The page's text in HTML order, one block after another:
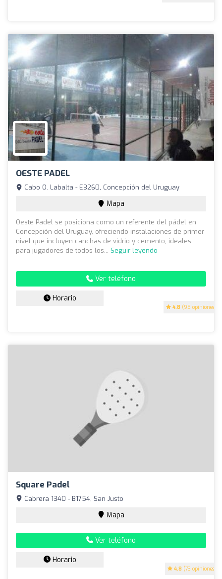
OESTE PADEL
4.8 (95 opiniones)
Cabo O. Labalta - E3260, Concepción del Uruguay
Mapa
Oeste Padel se posiciona como un referente del pádel en
Concepción del Uruguay, ofreciendo instalaciones de primer
nivel que incluyen canchas de vidrio y cemento, ideales
para jugadores de todos los... Seguir leyendo
Ver teléfono
Horario
Square Padel
4.8 (73 opiniones)
Cabrera 1340 - B1754, San Justo
Mapa
Ver teléfono
Horario